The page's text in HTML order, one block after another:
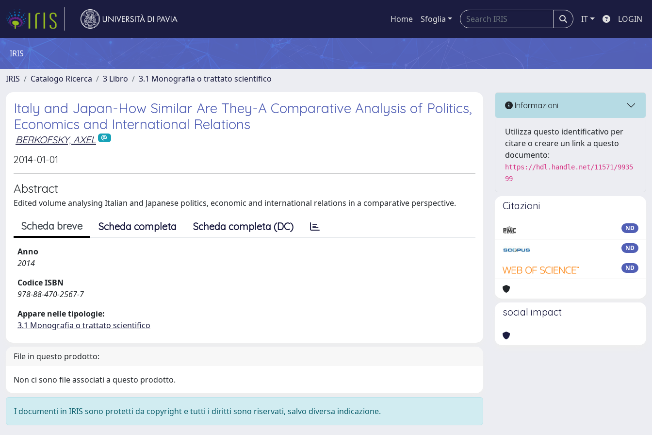
Home Sfoglia IT LOGIN
IRIS
IRIS Catalogo Ricerca 3 Libro 3.1 Monografia o trattato scientifico
Italy and Japan-How Similar Are They-A Comparative Analysis of Politics,
Economics and International Relations
BERKOFSKY, AXEL
2014-01-01
Abstract
Edited volume analysing Italian and Japanese politics, economic and international relations in a comparative perspective.
Scheda breve Scheda completa Scheda completa (DC)
Anno
2014
Codice ISBN
978-88-470-2567-7
Appare nelle tipologie:
3.1 Monografia o trattato scientifico
File in questo prodotto:
Non ci sono file associati a questo prodotto.
I documenti in IRIS sono protetti da copyright e tutti i diritti sono riservati, salvo diversa indicazione.
Informazioni
Utilizza questo identificativo per
citare o creare un link a questo
documento:
https://hdl.handle.net/11571/9935
99
Citazioni
ND
ND
ND
social impact